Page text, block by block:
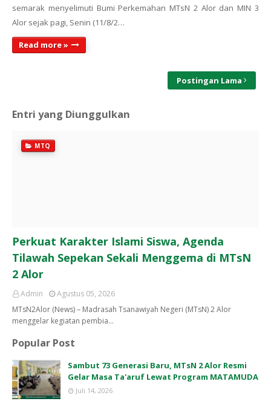
semarak menyelimuti Bumi Perkemahan MTsN 2 Alor dan MIN 3
Alor sejak pagi, Senin (11/8/2…
Read more »
Postingan Lama
Entri yang Diunggulkan
MTQ
Perkuat Karakter Islami Siswa, Agenda
Tilawah Sepekan Sekali Menggema di MTsN
2 Alor
Admin
Agustus 05, 2026
MTsN2Alor (News) – Madrasah Tsanawiyah Negeri (MTsN) 2 Alor
menggelar kegiatan pembia…
Popular Post
Sambut 73 Generasi Baru, MTsN 2 Alor Resmi
Gelar Masa Ta'aruf Lewat Program MATAMUDA
Juli 14, 2026